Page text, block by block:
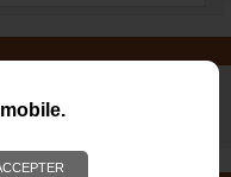
avec votre chien